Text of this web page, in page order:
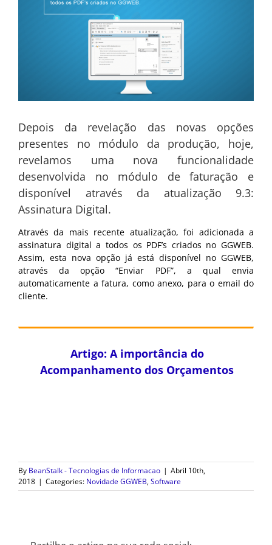
Depois da revelação das novas opções
presentes no módulo da produção, hoje,
revelamos uma nova funcionalidade
desenvolvida no módulo de faturação e
disponível através da atualização 9.3:
Assinatura Digital.
Através da mais recente atualização, foi adicionada a
assinatura digital a todos os PDF’s criados no GGWEB.
Assim, esta nova opção já está disponível no GGWEB,
através da opção “Enviar PDF”, a qual envia
automaticamente a fatura, como anexo, para o email do
cliente.
Artigo: A importância do
Acompanhamento dos Orçamentos
By BeanStalk - Tecnologias de Informacao | Abril 10th,
2018 | Categories: Novidade GGWEB,Software